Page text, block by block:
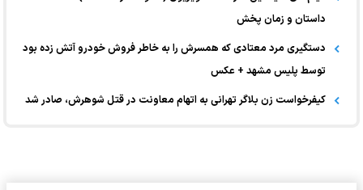
داستان و زمان پخش
دستگیری مرد معتادی که همسرش را به خاطر فروش خودرو آتش زده بود
توسط پلیس مشهد + عکس
کیفرخواست زن بلاگر تهرانی به اتهام معاونت در قتل شوهرش، صادر شد